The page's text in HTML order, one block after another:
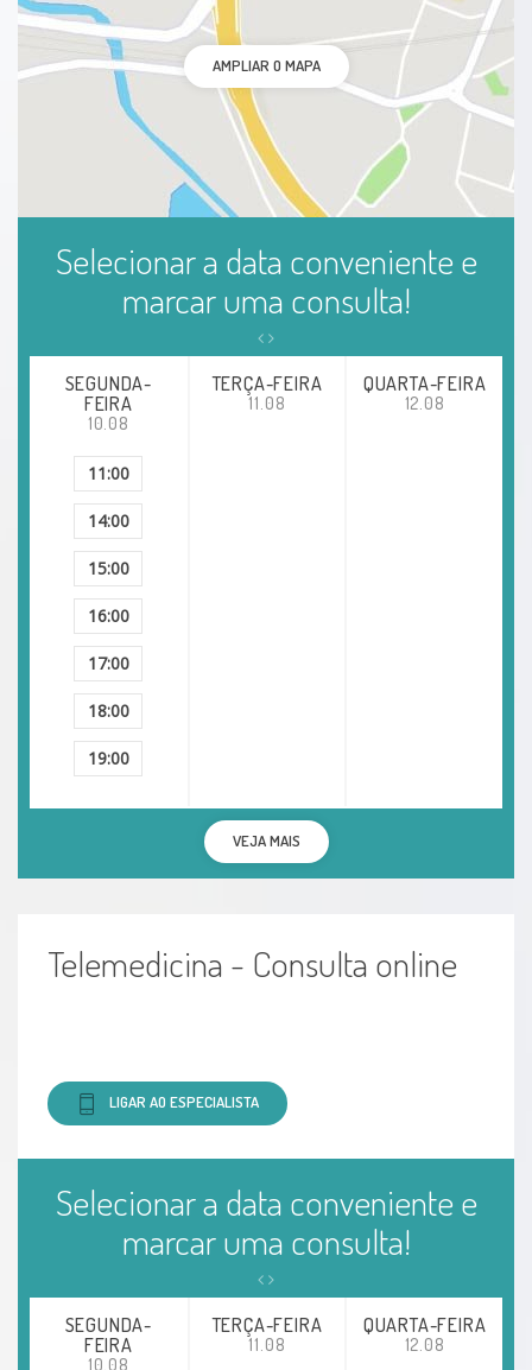
Osteoporose
Hiperprolactinemia
Amenorréia
Doenças da hipófise
Hipertrofia
Doenças Nutricionais E Metabólicas
Fadiga
Anemia
Deficiências vitamínicas
Complicações do diabetes
AMPLIAR O MAPA
Selecionar a data conveniente e
marcar uma consulta!
SEGUNDA-
FEIRA
10.08
11:00
14:00
15:00
16:00
17:00
18:00
19:00
TERÇA-FEIRA
11.08
QUARTA-FEIRA
12.08
VEJA MAIS
Telemedicina - Consulta online
LIGAR AO ESPECIALISTA
Selecionar a data conveniente e
marcar uma consulta!
SEGUNDA-
FEIRA
10.08
TERÇA-FEIRA
11.08
QUARTA-FEIRA
12.08